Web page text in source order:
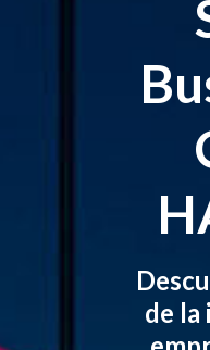
de la